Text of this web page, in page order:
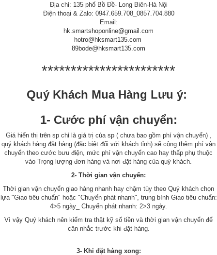
Địa chỉ: 135 phố Bồ Đề- Long Biên-Hà Nội
Điện thoại & Zalo: 0947.659.708_0857.704.880
Email:
hk.smartshoponline@gmail.com
hotro@hksmart135.com
89bode@hksmart135.com
***********************
Quý Khách Mua Hàng Lưu ý:
1- Cước phí vận chuyển:
Giá hiển thị trên sp chỉ là giá trị của sp ( chưa bao gồm phí vận chuyển) ,
quý khách hàng đặt hàng (đặc biệt đối với khách tỉnh) sẽ cộng thêm phí vận
chuyển theo cước bưu điện, mức phí vận chuyển cao hay thấp phụ thuộc
vào Trọng lượng đơn hàng và nơi đặt hàng của quý khách.
2- Thời gian vận chuyển:
Thời gian vận chuyển giao hàng nhanh hay chậm tùy theo Quý khách chọn
lựa "Giao tiêu chuẩn" hoặc "Chuyển phát nhanh", trung bình Giao tiêu chuẩn:
4>5 ngày_ Chuyển phát nhanh: 2>3 ngày.
Vì vậy Quý khách nên kiểm tra thật kỹ số tiền và thời gian vận chuyển để
cân nhắc trước khi đặt hàng.
3- Khi đặt hàng xong: